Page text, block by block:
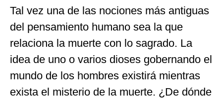
Tal vez una de las nociones más antiguas
del pensamiento humano sea la que
relaciona la muerte con lo sagrado. La
idea de uno o varios dioses gobernando el
mundo de los hombres existirá mientras
exista el misterio de la muerte. ¿De dónde